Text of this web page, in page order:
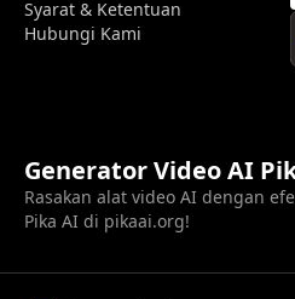
Syarat & Ketentuan
Hubungi Kami
Generator Video AI
Rasakan alat video AI dengan
Pika AI di pikaai.org!